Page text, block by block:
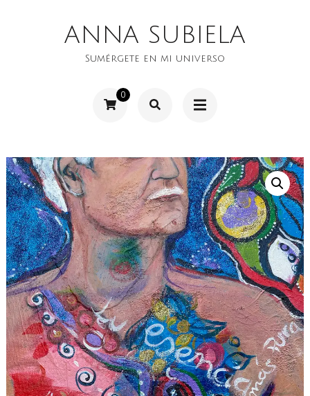
Intro)
ANNA SUBIELA
Sumérgete en mi universo
0